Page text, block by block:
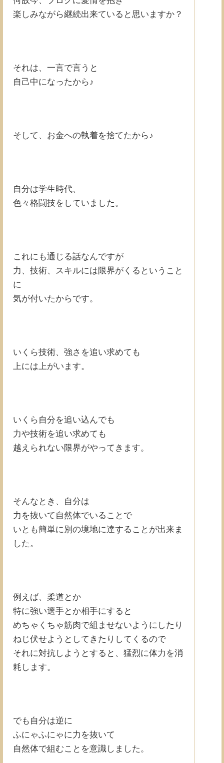
楽しみながら継続出来ていると思いますか？
それは、一言で言うと
自己中になったから♪
そして、お金への執着を捨てたから♪
自分は学生時代、
色々格闘技をしていました。
これにも通じる話なんですが
力、技術、スキルには限界がくるということ
に
気が付いたからです。
いくら技術、強さを追い求めても
上には上がいます。
いくら自分を追い込んでも
力や技術を追い求めても
越えられない限界がやってきます。
そんなとき、自分は
力を抜いて自然体でいることで
いとも簡単に別の境地に達することが出来ま
した。
例えば、柔道とか
特に強い選手とか相手にすると
めちゃくちゃ筋肉で組ませないようにしたり
ねじ伏せようとしてきたりしてくるので
それに対抗しようとすると、猛烈に体力を消
耗します。
でも自分は逆に
ふにゃふにゃに力を抜いて
自然体で組むことを意識しました。